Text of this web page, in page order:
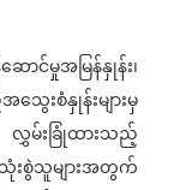
င်မှုအမြန်နှုန်း၊
းစံနှုန်းများမှ
မ်းခြုံထားသည့်
စွဲသူများအတွက်